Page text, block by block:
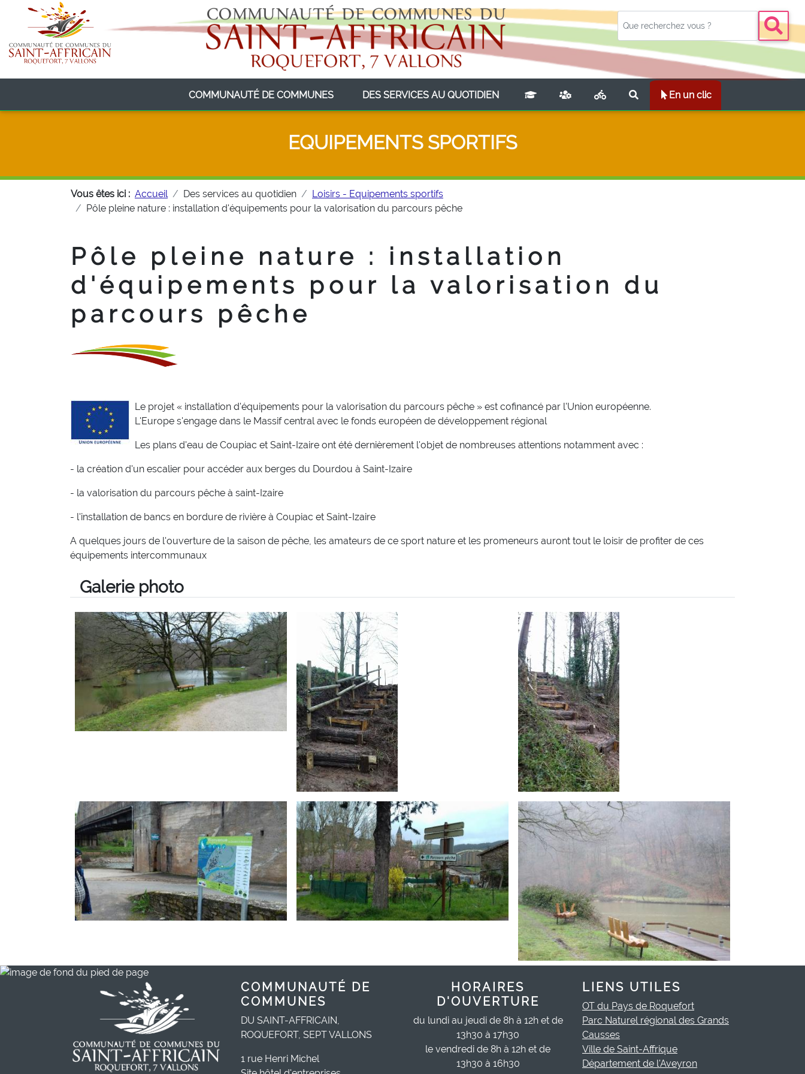
COMMUNAUTÉ DE COMMUNES(CURRENT)DES SERVICES AU QUOTIDIEN(CURRENT) En un clic
EQUIPEMENTS SPORTIFS
Vous êtes ici : Accueil Des services au quotidien
Loisirs - Equipements sportifs
Pôle pleine nature : installation d'équipements pour la valorisation du parcours pêche
Pôle pleine nature : installation
d'équipements pour la valorisation du
parcours pêche
Le projet « installation d'équipements pour la valorisation du parcours pêche » est cofinancé par l'Union européenne.
L'Europe s'engage dans le Massif central avec le fonds européen de développement régional
Les plans d'eau de Coupiac et Saint-Izaire ont été dernièrement l'objet de nombreuses attentions notamment avec :
- la création d'un escalier pour accéder aux berges du Dourdou à Saint-Izaire
- la valorisation du parcours pêche à saint-Izaire
- l'installation de bancs en bordure de rivière à Coupiac et Saint-Izaire
A quelques jours de l'ouverture de la saison de pêche, les amateurs de ce sport nature et les promeneurs auront tout le loisir de profiter de ces
équipements intercommunaux
Galerie photo
COMMUNAUTÉ DE
COMMUNES
DU SAINT-AFFRICAIN,
ROQUEFORT, SEPT VALLONS
1 rue Henri Michel
HORAIRES
D'OUVERTURE
du lundi au jeudi de 8h à 12h et de
13h30 à 17h30
le vendredi de 8h à 12h et de
13h30 à 16h30
LIENS UTILES
OT du Pays de Roquefort
Parc Naturel régional des Grands
Causses
Ville de Saint-Affrique
Département de l'Aveyron